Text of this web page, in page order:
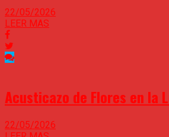
22/05/2026
LEER MAS
Acusticazo de Flores en la
22/05/2026